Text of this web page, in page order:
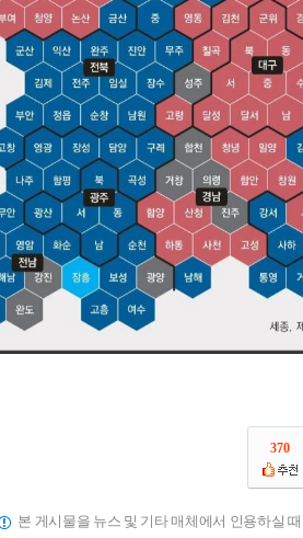
370
본 게시물을 뉴스 및 기타 매체에서 인용하실